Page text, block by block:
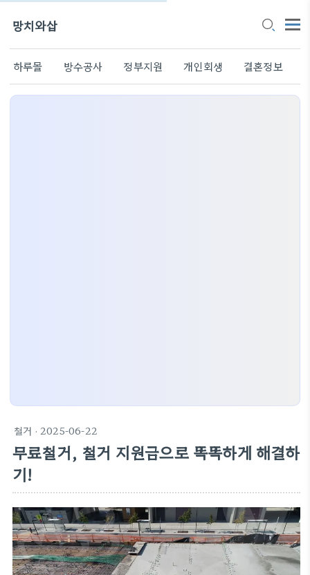
망치와삽
하루몰 방수공사 정부지원 개인회생 결혼정보
철거 · 2025-06-22
무료철거, 철거 지원금으로 똑똑하게 해결하
기!